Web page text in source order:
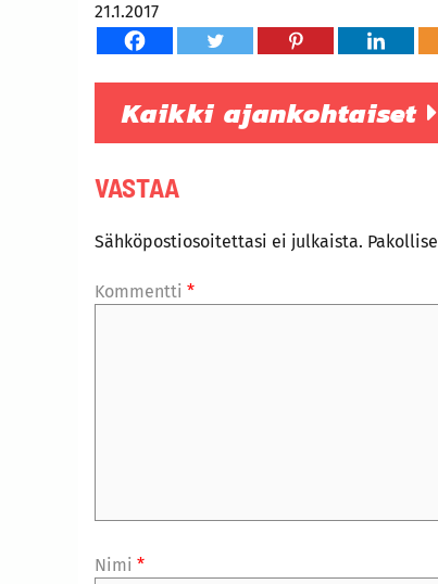
21.1.2017
Kaikki ajankohtaiset
VASTAA
Sähköpostiosoitettasi ei julkaista.
Kommentti *
Nimi *